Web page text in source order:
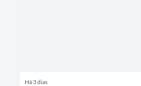
Há 3 dias